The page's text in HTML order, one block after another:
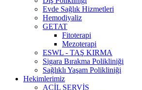
Evde Sağlık Hizmetleri
Hemodiyaliz
GETAT
Fitoterapi
Mezoterapi
ESWL - TAŞ KIRMA
Sigara Bırakma Polikliniği
Sağlıklı Yaşam Polikliniği
Hekimlerimiz
ACİL SERVİS